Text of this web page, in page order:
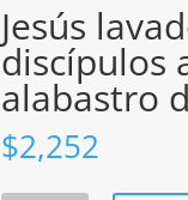
Jesús
discípulos
alabastro
$2,252